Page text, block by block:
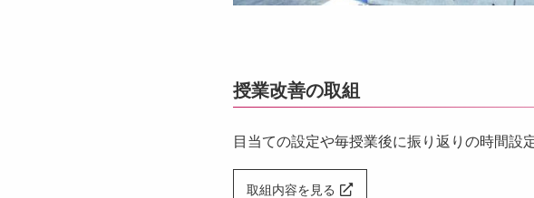
授業改善の取組
目当ての設定や毎授業後に振り返りの時間設
取組内容を見る